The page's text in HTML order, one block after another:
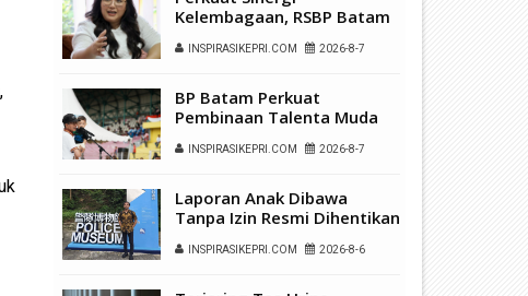
Kelembagaan, RSBP Batam
Pelayanan dan
INSPIRASIKEPRI.COM 2026-8-7
BP Batam Perkuat
Pembinaan Talenta Muda
International Grassroot
INSPIRASIKEPRI.COM 2026-8-7
Laporan Anak Dibawa
Tanpa Izin Resmi Dihentikan
Sengketa Hak Asuh
INSPIRASIKEPRI.COM 2026-8-6